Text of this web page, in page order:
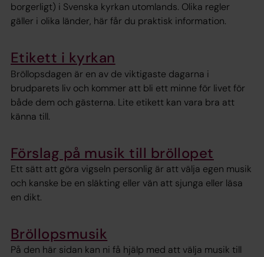
borgerligt) i Svenska kyrkan utomlands. Olika regler
gäller i olika länder, här får du praktisk information.
Etikett i kyrkan
Bröllopsdagen är en av de viktigaste dagarna i
brudparets liv och kommer att bli ett minne för livet för
både dem och gästerna. Lite etikett kan vara bra att
känna till.
Förslag på musik till bröllopet
Ett sätt att göra vigseln personlig är att välja egen musik
och kanske be en släkting eller vän att sjunga eller läsa
en dikt.
Bröllopsmusik
På den här sidan kan ni få hjälp med att välja musik till